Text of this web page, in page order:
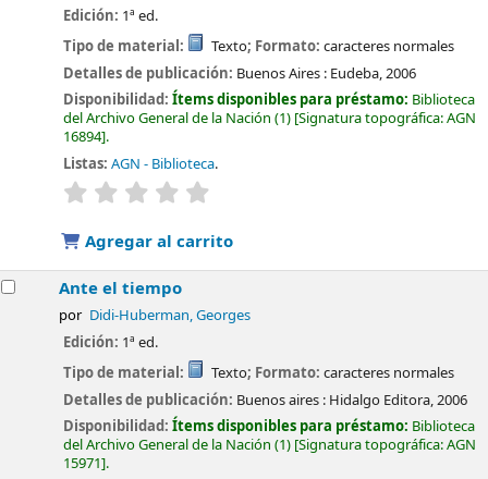
Edición: 1ª ed.
Tipo de material:
Texto; Formato: caracteres normales
Detalles de publicación: Buenos Aires : Eudeba,2006
Disponibilidad:Ítems disponibles para préstamo: Biblioteca
del Archivo General de la Nación (1) Signatura topográfica:AGN
16894 .
Listas: AGN - Biblioteca.
valoración
Agregar al carrito
Ante el tiempo
por Didi-Huberman, Georges
Edición: 1ª ed.
Tipo de material:
Texto; Formato: caracteres normales
Detalles de publicación: Buenos aires : Hidalgo Editora,2006
Disponibilidad:Ítems disponibles para préstamo: Biblioteca
del Archivo General de la Nación (1) Signatura topográfica:AGN
15971 .